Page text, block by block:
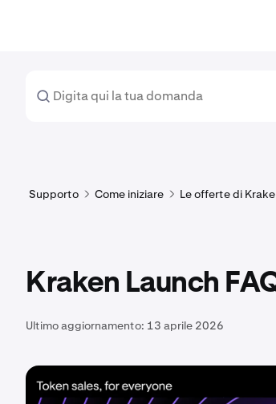
Supporto Come iniziare Le offerte di
Kraken Launch
Ultimo aggiornamento: 13 aprile 2026